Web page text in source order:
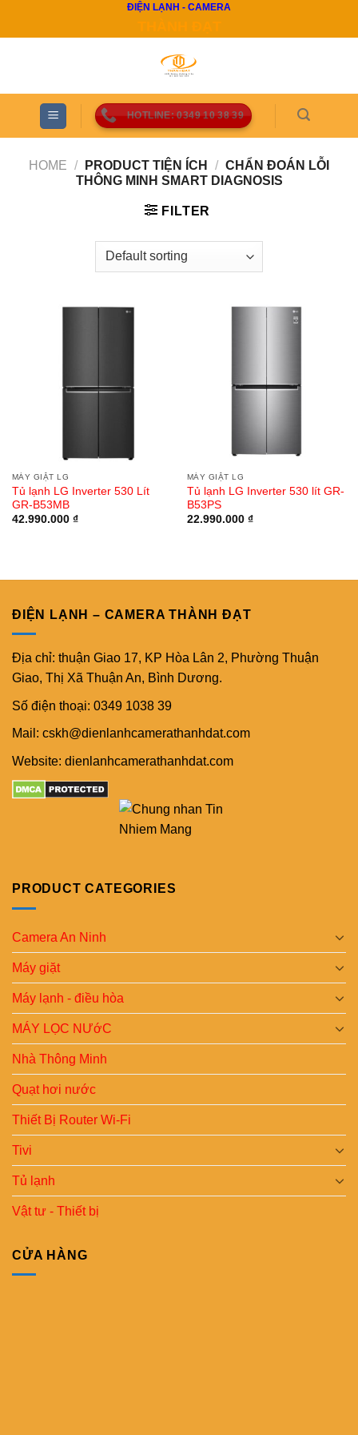
ĐIỆN LẠNH - CAMERA
HOTLINE: 0349 10 38 39
HOME / PRODUCT TIỆN ÍCH / CHẨN ĐOÁN LỖI
THÔNG MINH SMART DIAGNOSIS
FILTER
MÁY GIẶT LG
Tủ lạnh LG Inverter 530 Lít
GR-B53MB
42.990.000 ₫
MÁY GIẶT LG
Tủ lạnh LG Inverter 530 lít GR-
B53PS
22.990.000 ₫
ĐIỆN LẠNH – CAMERA THÀNH ĐẠT
Địa chỉ: thuận Giao 17, KP Hòa Lân 2, Phường Thuận
Giao, Thị Xã Thuận An, Bình Dương.
Số điện thoại: 0349 1038 39
Mail: cskh@dienlanhcamerathanhdat.com
Website: dienlanhcamerathanhdat.com
PRODUCT CATEGORIES
Camera An Ninh
Máy giặt
Máy lạnh - điều hòa
MÁY LỌC NƯớC
Nhà Thông Minh
Quạt hơi nước
Thiết Bị Router Wi-Fi
Tivi
Tủ lạnh
Vật tư - Thiết bị
CỬA HÀNG